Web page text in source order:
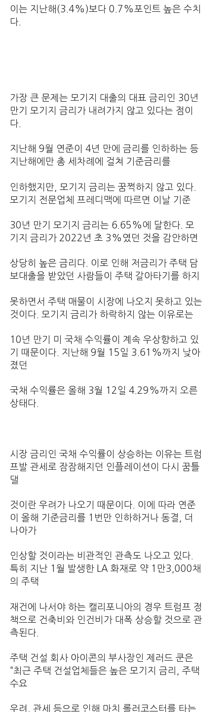
이는 지난해(3.4%)보다 0.7%포인트 높은 수치
다.
가장 큰 문제는 모기지 대출의 대표 금리인 30년
만기 모기지 금리가 내려가지 않고 있다는 점이
다.
지난해 9월 연준이 4년 만에 금리를 인하하는 등
지난해에만 총 세차례에 걸쳐 기준금리를
인하했지만, 모기지 금리는 꿈쩍하지 않고 있다.
모기지 전문업체 프레디맥에 따르면 이날 기준
30년 만기 모기지 금리는 6.65%에 달한다. 모
기지 금리가 2022년 초 3%였던 것을 감안하면
상당히 높은 금리다. 이로 인해 저금리가 주택 담
보대출을 받았던 사람들이 주택 갈아타기를 하지
못하면서 주택 매물이 시장에 나오지 못하고 있는
것이다. 모기지 금리가 하락하지 않는 이유로는
10년 만기 미 국채 수익률이 계속 우상향하고 있
기 때문이다. 지난해 9월 15일 3.61%까지 낮아
졌던
국채 수익률은 올해 3월 12일 4.29%까지 오른
상태다.
시장 금리인 국채 수익률이 상승하는 이유는 트럼
프발 관세로 잠잠해지던 인플레이션이 다시 꿈틀
댈
것이란 우려가 나오기 때문이다. 이에 따라 연준
이 올해 기준금리를 1번만 인하하거나 동결, 더
나아가
인상할 것이라는 비관적인 관측도 나오고 있다.
특히 지난 1월 발생한 LA 화재로 약 1만3,000채
의 주택
재건에 나서야 하는 캘리포니아의 경우 트럼프 정
책으로 건축비와 인건비가 대폭 상승할 것으로 관
측된다.
주택 건설 회사 아이콘의 부사장인 제러드 쿤은
“최근 주택 건설업체들은 높은 모기지 금리, 주택
수요
우려, 관세 등으로 인해 마치 롤러코스터를 타는